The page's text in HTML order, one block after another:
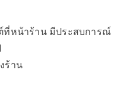
ที่หน้าร้าน มีประสบการณ์
ร้าน